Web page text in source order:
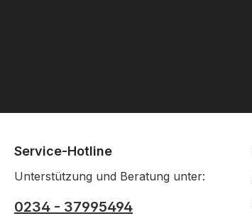
Service-Hotline
Unterstützung und Beratung unter:
0234 - 37995494